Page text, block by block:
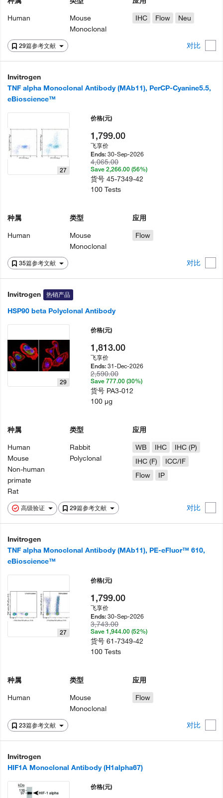
29篇参考文献 对比
Human
Mouse
Monoclonal
IHC
Flow Neu
Invitrogen
TNF alpha Monoclonal Antibody (MAb11), PerCP-Cyanine5.5,
eBioscience™
35篇参考文献 对比
27
种属
Human
类型
Mouse
Monoclonal
应用
Flow
价格(元)
1,799.00
飞享价
Ends:30-Sep-2026
4,065.00
Save 2,266.00 (56%)
货号45-7349-42
100 Tests
Invitrogen 热销产品
HSP90 beta Polyclonal Antibody
高级验证 29篇参考文献 对比
29
种属
Human
Mouse
Non-human
primate
Rat
类型
Rabbit
Polyclonal
应用
WB
IHC
IHC (P)
IHC (F)
ICC/IF
Flow
IP
价格(元)
1,813.00
飞享价
Ends:31-Dec-2026
2,590.00
Save 777.00 (30%)
货号 PA3-012
100 µg
Invitrogen
TNF alpha Monoclonal Antibody (MAb11), PE-eFluor™ 610,
eBioscience™
23篇参考文献 对比
27
种属
Human
类型
Mouse
Monoclonal
应用
Flow
价格(元)
1,799.00
飞享价
Ends:30-Sep-2026
3,743.00
Save 1,944.00 (52%)
货号61-7349-42
100 Tests
Invitrogen
HIF1A Monoclonal Antibody (H1alpha67)
价格(元)